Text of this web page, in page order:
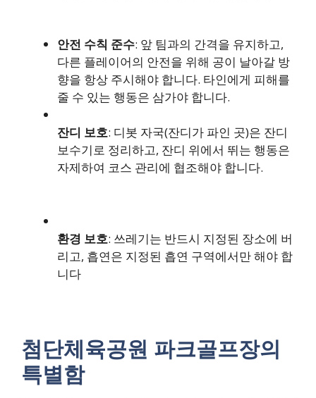
안전 수칙 준수: 앞 팀과의 간격을 유지하고,
다른 플레이어의 안전을 위해 공이 날아갈 방
향을 항상 주시해야 합니다. 타인에게 피해를
줄 수 있는 행동은 삼가야 합니다.
잔디 보호: 디봇 자국(잔디가 파인 곳)은 잔디
보수기로 정리하고, 잔디 위에서 뛰는 행동은
자제하여 코스 관리에 협조해야 합니다.
환경 보호: 쓰레기는 반드시 지정된 장소에 버
리고, 흡연은 지정된 흡연 구역에서만 해야 합
니다
첨단체육공원 파크골프장의
특별함